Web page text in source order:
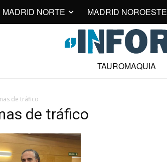
MADRID NORTE MADRID NOROESTE
TAUROMAQUIA
de tráfico
de tráfico